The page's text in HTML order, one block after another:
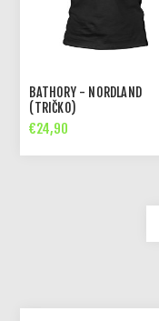
BATHORY - NORDLAND
(TRIČKO)
€24,90